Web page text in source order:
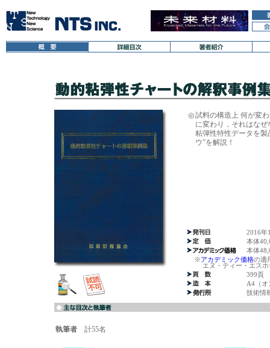
◎試料の構造上 何が変
に変わり，それはなぜ
粘弾性特性データを
ウ”を解説！
2016年
本体
本体
※アカデミック価格の適
エヌ・ティー・エスホ
399頁
A4（オ
技術情
執筆者 計55名